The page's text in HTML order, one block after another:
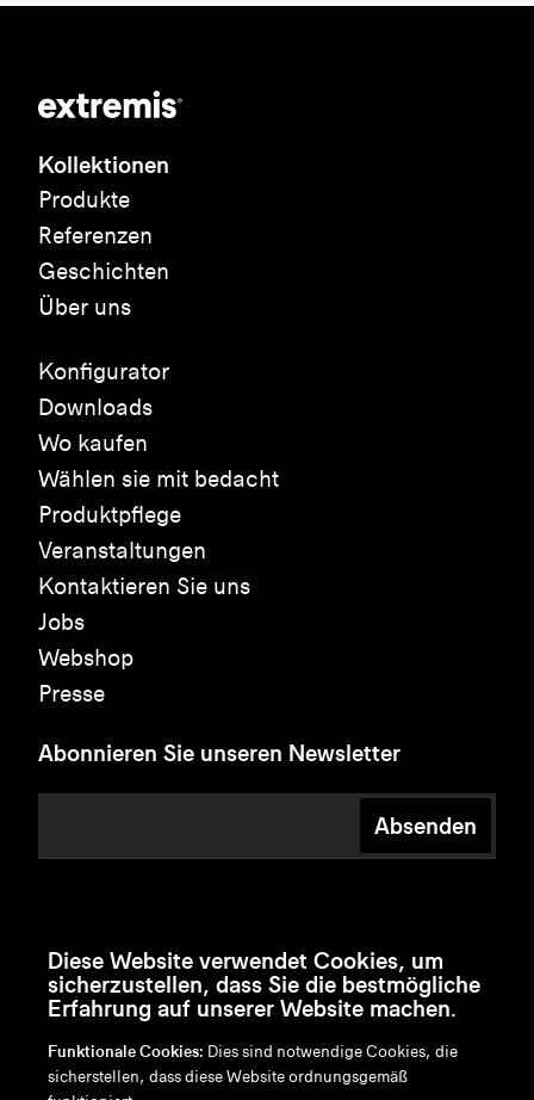
Kollektionen
Produkte
Referenzen
Geschichten
Über uns
Konfigurator
Downloads
Wo kaufen
Wählen sie mit bedacht
Produktpflege
Veranstaltungen
Kontaktieren Sie uns
Jobs
Webshop
Presse
Abonnieren Sie unseren Newsletter
Absenden
Diese Website verwendet Cookies, um
sicherzustellen, dass Sie die bestmögliche
Erfahrung auf unserer Website machen.
Funktionale Cookies: Dies sind notwendige Cookies, die
sicherstellen, dass diese Website ordnungsgemäß